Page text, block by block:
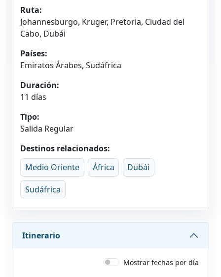
Ruta:
Johannesburgo, Kruger, Pretoria, Ciudad del
Cabo, Dubái
Países:
Emiratos Árabes, Sudáfrica
Duración:
11 días
Tipo:
Salida Regular
Destinos relacionados:
Medio Oriente
África Dubái
Sudáfrica
Itinerario
Mostrar fechas por día